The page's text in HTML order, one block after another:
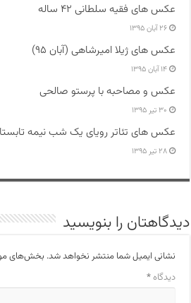
عکس های فقیه سلطانی ۴۲ ساله
۲۶ آبان ۱۳۹۵
عکس های ژیلا امیرشاهی (آبان ۹۵)
۱۴ آبان ۱۳۹۵
عکس و مصاحبه با پرستو صالحی
۳۰ تیر ۱۳۹۵
عکس های تئاتر رویای یک شب نیمه
۲۸ تیر ۱۳۹۵
دیدگاهتان را بنویسید
نشانی ایمیل شما منتشر نخواهد شد. بخش‌های
دیدگاه*